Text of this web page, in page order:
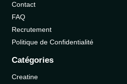
Contact
FAQ
Recrutement
Politique de Confidentialité
Catégories
Creatine